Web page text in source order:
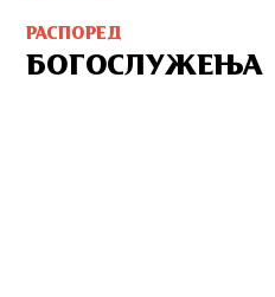
РАСПОРЕД
БОГОСЛУЖЕЊА